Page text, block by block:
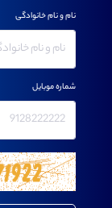
نام و نام خانوادگی
شماره موبایل